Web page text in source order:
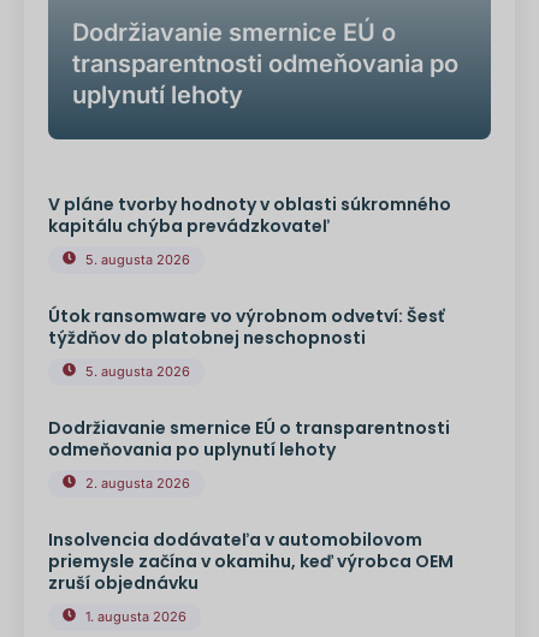
Dodržiavanie smernice EÚ o
transparentnosti odmeňovania po
uplynutí lehoty
V pláne tvorby hodnoty v oblasti súkromného
kapitálu chýba prevádzkovateľ
5. augusta 2026
Útok ransomware vo výrobnom odvetví: Šesť
týždňov do platobnej neschopnosti
5. augusta 2026
Dodržiavanie smernice EÚ o transparentnosti
odmeňovania po uplynutí lehoty
2. augusta 2026
Insolvencia dodávateľa v automobilovom
priemysle začína v okamihu, keď výrobca OEM
zruší objednávku
1. augusta 2026